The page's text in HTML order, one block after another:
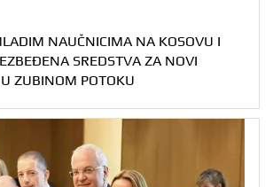
NAUČNICIMA NA KOSOVU I
SREDSTVA ZA NOVI
ZUBINOM POTOKU